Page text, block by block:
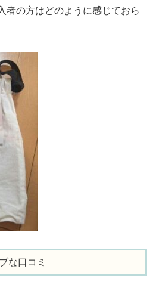
者の方はどのように感じておら
な口コミ